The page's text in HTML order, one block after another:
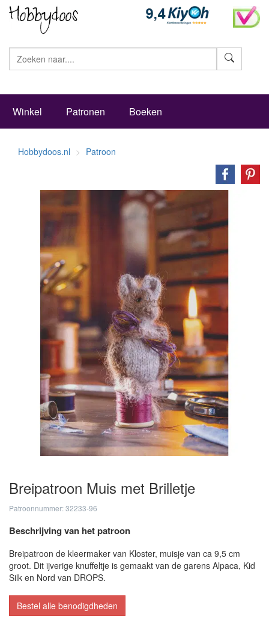
Winkel Patronen Boeken
Hobbydoos.nl Patroon
Breipatroon Muis met Brilletje
Patroonnummer: 32233-96
Beschrijving van het patroon
Breipatroon de kleermaker van Kloster, muisje van ca 9,5 cm
groot. Dit ijverige knuffeltje is gemaakt van de garens Alpaca, Kid
Silk en Nord van DROPS.
Bestel alle benodigdheden